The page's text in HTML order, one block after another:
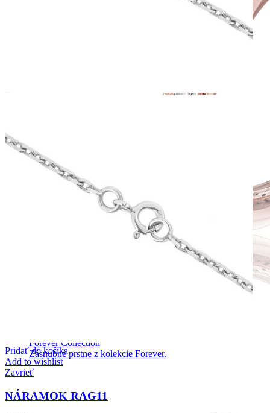
Forever Collection
Zásnubné prstne z kolekcie Forever.
Pridať do košíka
Add to wishlist
Zavrieť
NÁRAMOK RAG11